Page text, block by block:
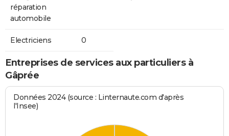
réparation
automobile
Electriciens 0
Entreprises de services aux particuliers à
Gâprée
Données 2024 (source : Linternaute.com d'après
l'Insee)